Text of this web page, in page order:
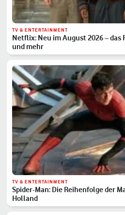
TV & ENTERTAINMENT
Netflix: Neu im August 2026 – das
und mehr
TV & ENTERTAINMENT
Spider-Man: Die Reihenfolge der
Holland